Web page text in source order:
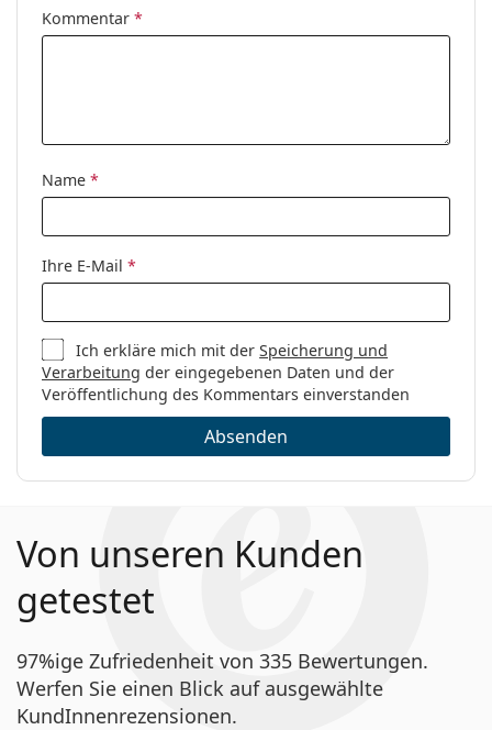
Kommentar *
Name *
Ihre E-Mail *
Ich erkläre mich mit derSpeicherung und
Verarbeitung der eingegebenen Daten und der
Veröffentlichung des Kommentars einverstanden
Absenden
Von unseren Kunden
getestet
97%ige Zufriedenheit von 335 Bewertungen.
Werfen Sie einen Blick auf ausgewählte
KundInnenrezensionen.